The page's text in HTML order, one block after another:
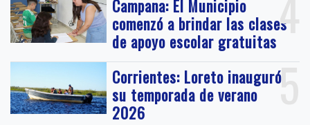
4
Campana: El Municipio
comenzó a brindar las clases
de apoyo escolar gratuitas
5
Corrientes: Loreto inauguró
su temporada de verano
2026